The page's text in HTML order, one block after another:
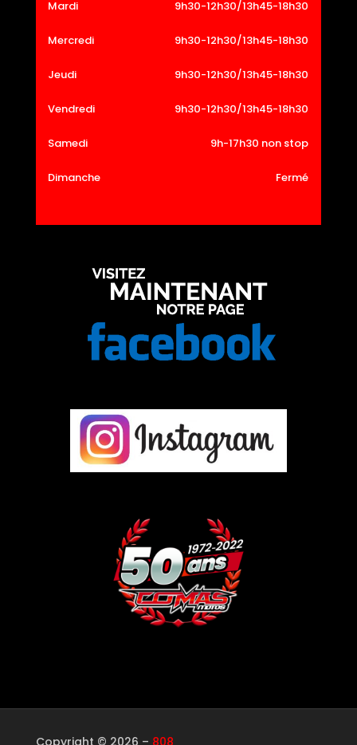
Mardi 9h30-12h30/13h45-18h30
Mercredi 9h30-12h30/13h45-18h30
Jeudi 9h30-12h30/13h45-18h30
Vendredi 9h30-12h30/13h45-18h30
Samedi 9h-17h30 non stop
Dimanche Fermé